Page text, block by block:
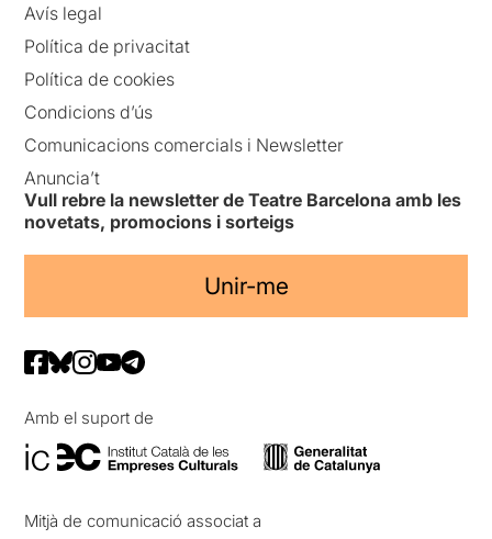
Avís legal
Política de privacitat
Política de cookies
Condicions d’ús
Comunicacions comercials i Newsletter
Anuncia’t
Vull rebre la newsletter de Teatre Barcelona amb les
novetats, promocions i sorteigs
Unir-me
Amb el suport de
Mitjà de comunicació associat a